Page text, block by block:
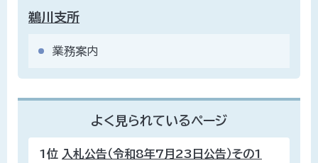
鵜川支所
業務案内
よく見られているページ
1位 入札公告（令和8年7月23日公告）その1